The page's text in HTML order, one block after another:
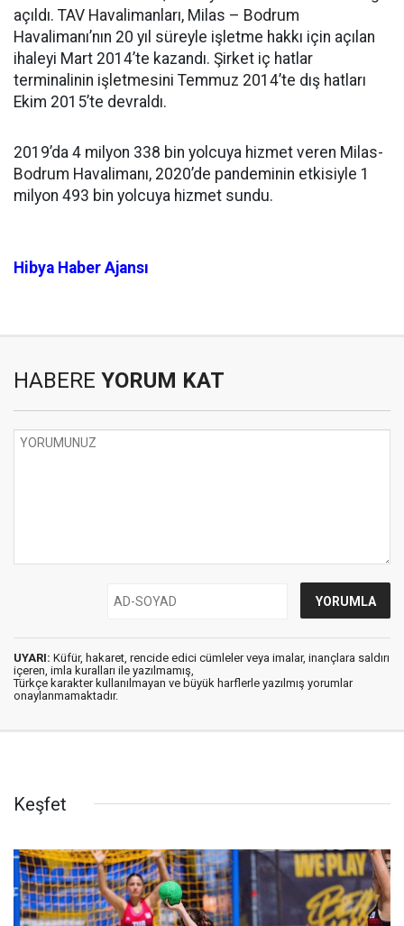
açıldı. TAV Havalimanları, Milas – Bodrum
Havalimanı’nın 20 yıl süreyle işletme hakkı için açılan
ihaleyi Mart 2014’te kazandı. Şirket iç hatlar
terminalinin işletmesini Temmuz 2014’te dış hatları
Ekim 2015’te devraldı.
2019’da 4 milyon 338 bin yolcuya hizmet veren Milas-
Bodrum Havalimanı, 2020’de pandeminin etkisiyle 1
milyon 493 bin yolcuya hizmet sundu.
Hibya Haber Ajansı
HABERE YORUM KAT
UYARI: Küfür, hakaret, rencide edici cümleler veya imalar, inançlara saldırı
içeren, imla kuralları ile yazılmamış,
Türkçe karakter kullanılmayan ve büyük harflerle yazılmış yorumlar
onaylanmamaktadır.
Keşfet